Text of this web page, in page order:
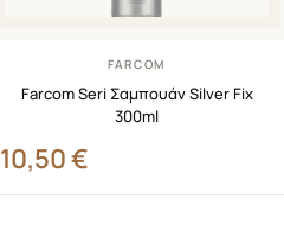
FARCOM
Farcom Seri Σαμπουάν Silver Fix
300ml
10,50€